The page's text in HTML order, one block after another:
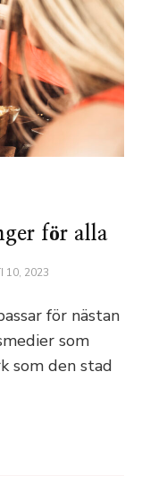
för alla
10, 2023
för nästan
som
som den stad